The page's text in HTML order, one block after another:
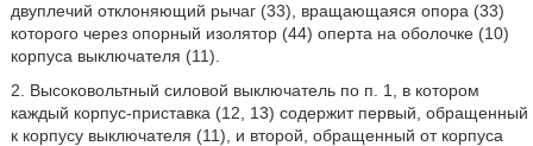
двуплечий отклоняющий рычаг (33), вращающаяся опора (33)
которого через опорный изолятор (44) оперта на оболочке (10)
корпуса выключателя (11).
2. Высоковольтный силовой выключатель по п. 1, в котором
каждый корпус-приставка (12, 13) содержит первый, обращенный
к корпусу выключателя (11), и второй, обращенный от корпуса